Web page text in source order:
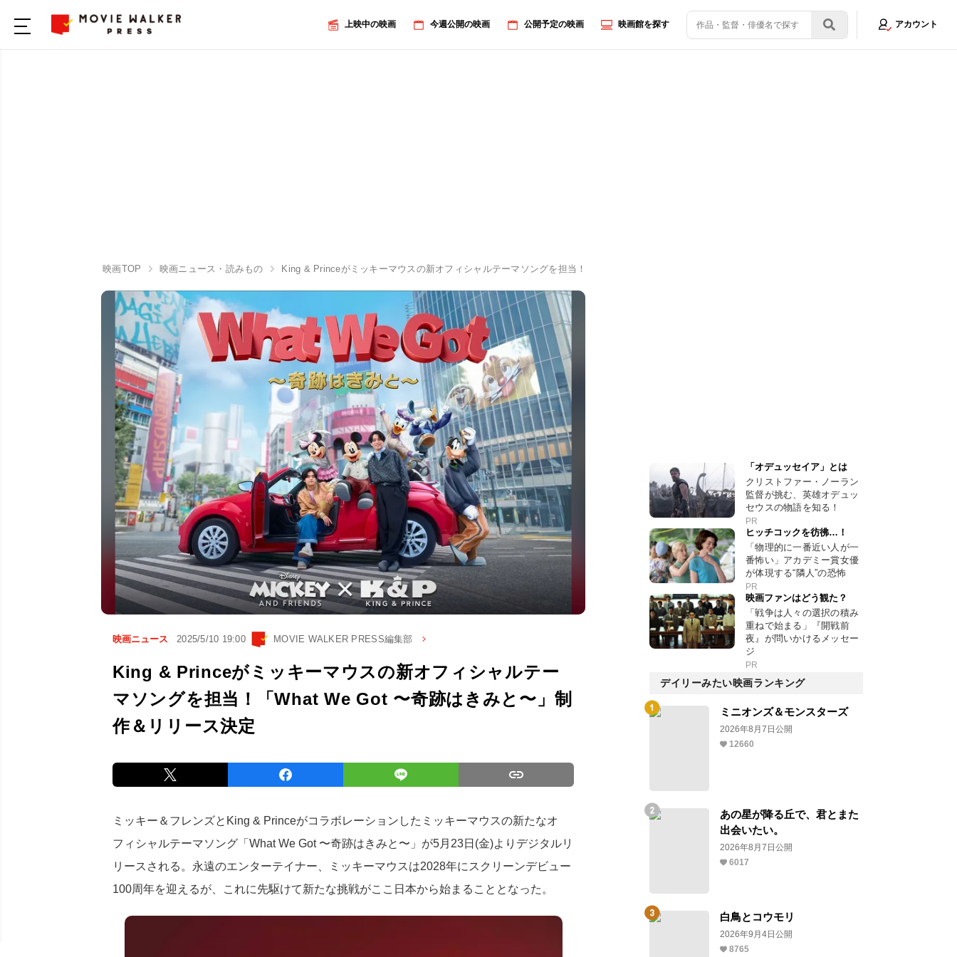
上映中の映画 今週公開の映画 公開予定の映画 映画館を探す アカウント
映画TOP 映画ニュース・読みもの King & Princeがミッキーマウスの新オフィシャルテーマソングを担当！「What We Got 〜奇跡はきみと〜」制作＆リリース決定
映画ニュース 2025/5/10 19:00 MOVIE WALKER PRESS編集部
King & Princeがミッキーマウスの新オフィシャルテー
マソングを担当！「What We Got 〜奇跡はきみと〜」制
作＆リリース決定
ミッキー＆フレンズとKing & Princeがコラボレーションしたミッキーマウスの新たなオ
フィシャルテーマソング「What We Got 〜奇跡はきみと〜」が5月23日(金)よりデジタルリ
リースされる。永遠のエンターテイナー、ミッキーマウスは2028年にスクリーンデビュー
100周年を迎えるが、これに先駆けて新たな挑戦がここ日本から始まることとなった。
「オデュッセイア」とは
クリストファー・ノーラン
監督が挑む、英雄オデュッ
セウスの物語を知る！
PR
ヒッチコックを彷彿…！
「物理的に一番近い人が一
番怖い」アカデミー賞女優
が体現する“隣人”の恐怖
PR
映画ファンはどう観た？
「戦争は人々の選択の積み
重ねで始まる」『開戦前
夜』が問いかけるメッセー
ジ
PR
デイリーみたい映画ランキング
ミニオンズ＆モンスターズ
2026年8月7日公開
12660
あの星が降る丘で、君とまた
出会いたい。
2026年8月7日公開
6017
白鳥とコウモリ
2026年9月4日公開
8765